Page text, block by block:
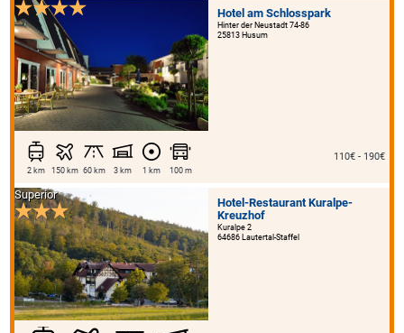
Hotel am Schlosspark
Hinter der Neustadt 74-86
25813 Husum
2 km 150 km 60 km 3 km 1 km 100 m
110€ - 190€
Hotel-Restaurant Kuralpe-
Kreuzhof
Kuralpe 2
64686 Lautertal-Staffel
Superior